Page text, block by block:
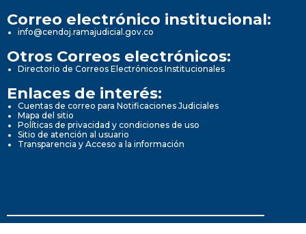
Correo electrónico institucional:
info@cendoj.ramajudicial.gov.co
Otros Correos electrónicos:
Directorio de Correos Electrónicos Institucionales
Enlaces de interés:
Cuentas de correo para Notificaciones Judiciales
Mapa del sitio
Políticas de privacidad y condiciones de uso
Sitio de atención al usuario
Transparencia y Acceso a la información